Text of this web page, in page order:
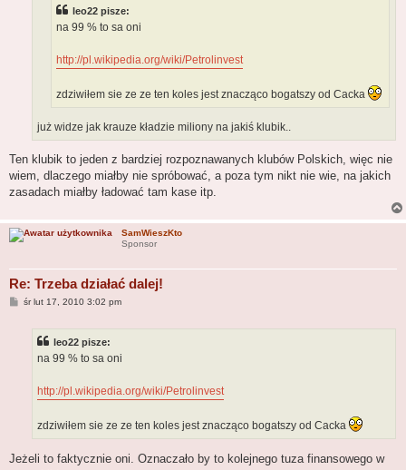
leo22 pisze:
na 99 % to sa oni
http://pl.wikipedia.org/wiki/Petrolinvest
zdziwiłem sie ze ze ten koles jest znacząco bogatszy od Cacka
już widze jak krauze kładzie miliony na jakiś klubik..
Ten klubik to jeden z bardziej rozpoznawanych klubów Polskich, więc nie
wiem, dlaczego miałby nie spróbować, a poza tym nikt nie wie, na jakich
zasadach miałby ładować tam kase itp.
SamWieszKto
Sponsor
Re: Trzeba działać dalej!
Pśr lut 17, 2010 3:02 pm
leo22 pisze:
na 99 % to sa oni
http://pl.wikipedia.org/wiki/Petrolinvest
zdziwiłem sie ze ze ten koles jest znacząco bogatszy od Cacka
Jeżeli to faktycznie oni. Oznaczało by to kolejnego tuza finansowego w